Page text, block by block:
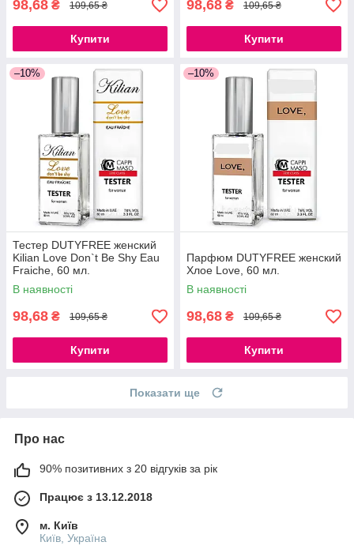
98,68 ₴ 109,65 ₴
Купити
98,68 ₴ 109,65 ₴
Купити
–10%
Тестер DUTYFREE женский
Kilian Love Don`t Be Shy Eau
Fraiche, 60 мл.
В наявності
98,68 ₴ 109,65 ₴
Купити
–10%
Парфюм DUTYFREE женский
Хлое Love, 60 мл.
В наявності
98,68 ₴ 109,65 ₴
Купити
Показати ще
Про нас
90% позитивних з 20 відгуків за рік
Працює з 13.12.2018
м. Київ
Київ, Україна